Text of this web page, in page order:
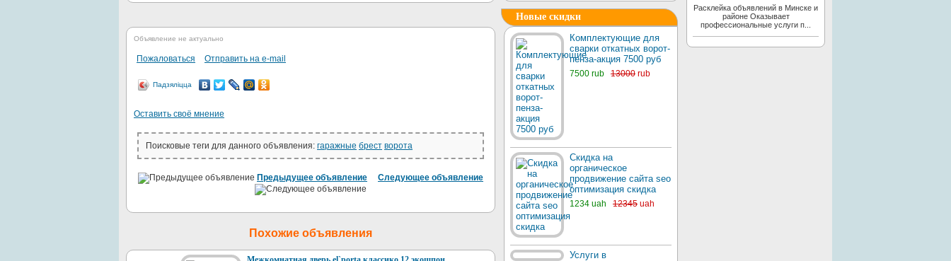
Объявление не актуально
Пожаловаться Отправить на e-mail
Падзяліцца
Оставить своё мнение
Поисковые теги для данного объявления: гаражные брест ворота
Предыдущее объявление Следующее объявление
Похожие объявления
Новые скидки
Комплектующие для
сварки откатных ворот-
пенза-акция 7500 руб
7500 rub 13000 rub
Скидка на
органическое
продвижение сайта seo
оптимизация скидка
1234 uah 12345 uah
Услуги в
Расклейка объявлений в Минске и
районе Оказывает
профессиональные услуги п...